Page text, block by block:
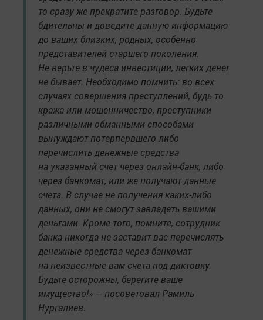
то сразу же прекратите разговор. Будьте
бдительны и доведите данную информацию
до ваших близких, родных, особенно
представителей старшего поколения.
Не верьте в чудеса инвестиции, легких денег
не бывает. Необходимо помнить: во всех
случаях совершения преступлений, будь то
кража или мошенничество, преступники
различными обманными способами
вынуждают потерпервшего либо
перечислить денежные средства
на указанный счет через онлайн-банк, либо
через банкомат, или же получают данные
счета. В случае не получения каких-либо
данных, они не смогут завладеть вашими
деньгами. Кроме того, помните, сотрудник
банка никогда не заставит вас перечислять
денежные средства через банкомат
на неизвестные вам счета под диктовку.
Будьте осторожны, берегите ваше
имущество!» — посоветовал Рамиль
Нургалиев.